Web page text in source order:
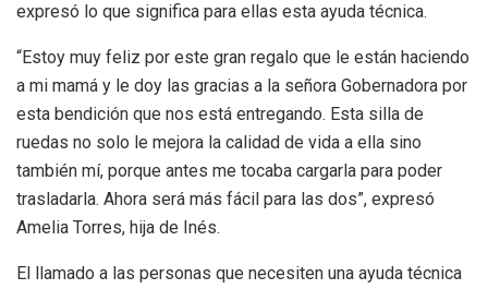
expresó lo que significa para ellas esta ayuda técnica.
“Estoy muy feliz por este gran regalo que le están haciendo
a mi mamá y le doy las gracias a la señora Gobernadora por
esta bendición que nos está entregando. Esta silla de
ruedas no solo le mejora la calidad de vida a ella sino
también mí, porque antes me tocaba cargarla para poder
trasladarla. Ahora será más fácil para las dos”, expresó
Amelia Torres, hija de Inés.
El llamado a las personas que necesiten una ayuda técnica